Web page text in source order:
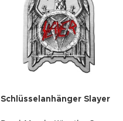
Schlüsselanhänger Slayer